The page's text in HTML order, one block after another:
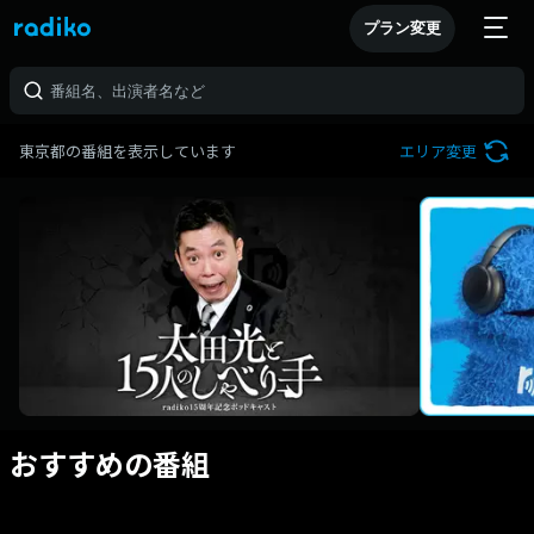
プラン変更
東京都の番組を表示しています エリア変更
おすすめの番組